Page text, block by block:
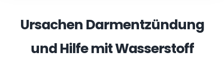
Ursachen Darmentzündung
und Hilfe mit Wasserstoff